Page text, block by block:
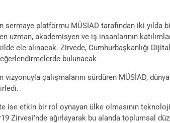
sermaye platformu MÜSİAD tarafından iki yılda
uzman, akademisyen ve iş insanlarının
ele alınacak. Zirvede, Cumhurbaşkanlığı
bulunacak
çalışmalarını sürdüren MÜSİAD,
ise etkin bir rol oynayan ülke olmasının
Zirvesi’nde ağırlayarak bu alanda toplumsal